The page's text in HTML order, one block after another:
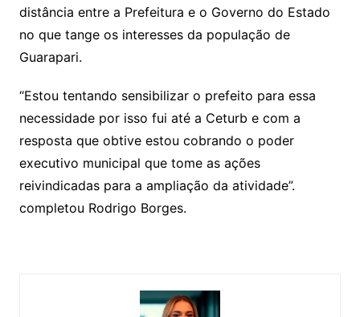
distância entre a Prefeitura e o Governo do Estado
no que tange os interesses da população de
Guarapari.
“Estou tentando sensibilizar o prefeito para essa
necessidade por isso fui até a Ceturb e com a
resposta que obtive estou cobrando o poder
executivo municipal que tome as ações
reivindicadas para a ampliação da atividade”.
completou Rodrigo Borges.